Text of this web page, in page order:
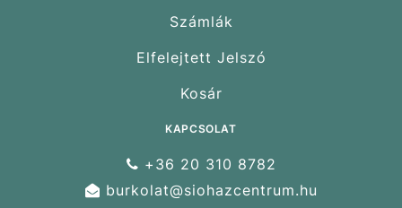
Számlák
Elfelejtett Jelszó
Kosár
KAPCSOLAT
+36 20 310 8782
burkolat@siohazcentrum.hu